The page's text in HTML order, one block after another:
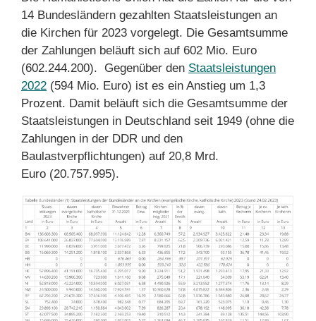
14 Bundesländern gezahlten Staatsleistungen an
die Kirchen für 2023 vorgelegt. Die Gesamtsumme
der Zahlungen beläuft sich auf 602 Mio. Euro
(602.244.200). Gegenüber den Staatsleistungen
2022 (594 Mio. Euro) ist es ein Anstieg um 1,3
Prozent. Damit beläuft sich die Gesamtsumme der
Staatsleistungen in Deutschland seit 1949 (ohne die
Zahlungen in der DDR und den
Baulastverpflichtungen) auf 20,8 Mrd.
Euro (20.757.995).